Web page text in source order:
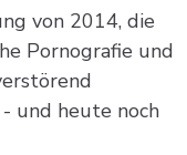
von 2014, die
Pornografie und
und heute noch